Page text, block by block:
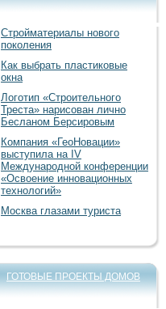
Стройматериалы нового
поколения
Как выбрать пластиковые
окна
Логотип «Строительного
Треста» нарисован лично
Бесланом Берсировым
Компания «ГеоНовации»
выступила на IV
Международной конференции
«Освоение инновационных
технологий»
Москва глазами туриста
ГОТОВЫЕ ПРОЕКТЫ ДОМОВ